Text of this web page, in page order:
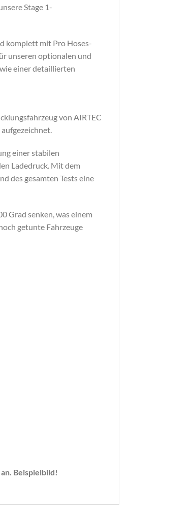
Stage 1-
komplett mit Pro Hoses-
unseren optionalen und
einer detaillierten
von AIRTEC
einer stabilen
Ladedruck. Mit dem
des gesamten Tests eine
Grad senken, was einem
getunte Fahrzeuge
Beispielbild!